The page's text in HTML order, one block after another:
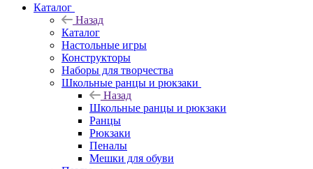
Каталог
Назад
Каталог
Настольные игры
Конструкторы
Наборы для творчества
Школьные ранцы и рюкзаки
Назад
Школьные ранцы и рюкзаки
Ранцы
Рюкзаки
Пеналы
Мешки для обуви